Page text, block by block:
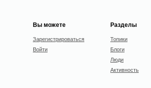
Вы можете
Зарегистрироваться
Войти
Разделы
Топики
Блоги
Люди
Активность